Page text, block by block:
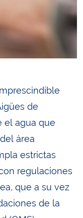
de
el agua que
área
estrictas
regulaciones
que a su vez
de la